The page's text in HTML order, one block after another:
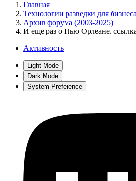
Главная
Технологии разведки для бизнеса
Архив форума (2003-2025)
И еще раз о Нью Орлеане.
Активность
Light Mode
Dark Mode
System Preference